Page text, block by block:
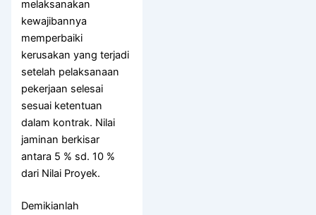
melaksanakan
kewajibannya
memperbaiki
kerusakan yang terjadi
setelah pelaksanaan
pekerjaan selesai
sesuai ketentuan
dalam kontrak. Nilai
jaminan berkisar
antara 5 % sd. 10 %
dari Nilai Proyek.
Demikianlah